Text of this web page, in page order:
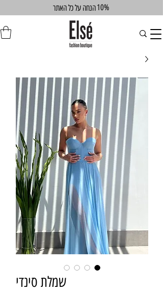
הנחה על כל האתר10%
שמלת סינדי